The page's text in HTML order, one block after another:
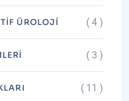
ÜROLOJI ( 4 )
( 3 )
( 11 )